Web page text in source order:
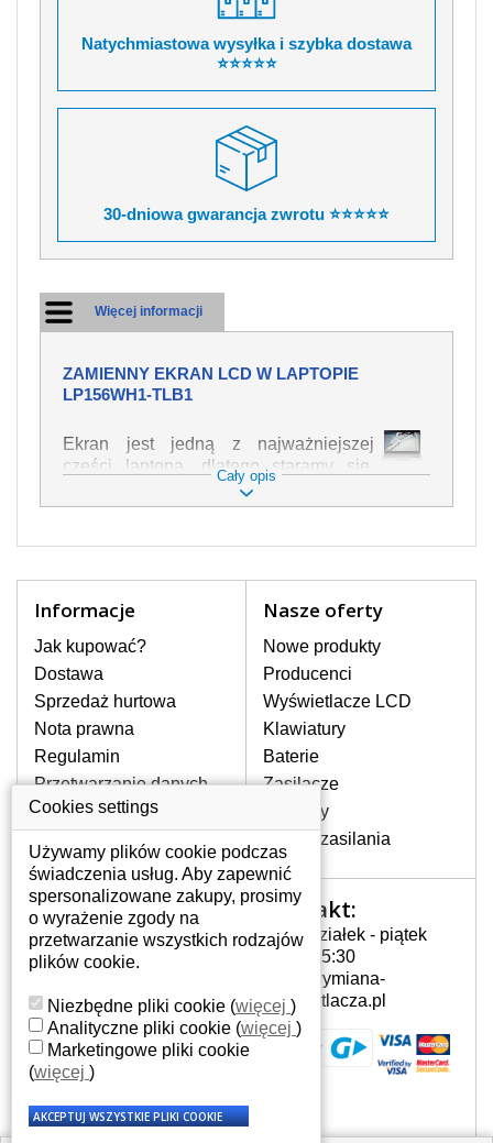
Natychmiastowa wysyłka i szybka dostawa
⭐⭐⭐⭐⭐
30-dniowa gwarancja zwrotu ⭐⭐⭐⭐⭐
Więcej informacji
ZAMIENNY EKRAN LCD W LAPTOPIE
LP156WH1-TLB1
Ekran jest jedną z najważniejszej
części laptopa, dlatego staramy się,
żeby był jak najwyższej jakości. Służy
on do wyświetlania tekstu lub obrazu w
z nim z jak największą ostrożnością. Do
zaliczyć uszkodzenia mechaniczne np.
rozbity lub pęknięty ekran, następnie
pojawiające się pionowe pasy, ciemny
ekran, migotanie lub nierównomierną
jasność ekranu.
NAJWYZSZEJ JAKOŚCI!
W naszym magazynie przez
cały okres gwarancji posiadamy
wyłącznie wysokiej jakości
oryginalne matryce klasy A+ bez
wadliwych pikseli.
JAK WYBRAĆ ODPOWIEDNI EKRAN
DO LAPTOPA LP156WH1-TLB1?
Odpowiedni ekran można dobrać do
konkretnego modelu laptopa, którego
oznaczenie można znaleźć na naklejce
na spodzie laptopa lub pod baterią, bywa
również umieszczone na ramkach lub
pęknięty ekran został zdemontowany, w
Cały opis
Informacje
Jak kupować?
Dostawa
Sprzedaż hurtowa
Nota prawna
Regulamin
Przetwarzanie danych
osobowych
Gdzie nas znajdziesz
Nasze oferty
Nowe produkty
Producenci
Wyświetlacze LCD
Klawiatury
Baterie
Zasilacze
Zawiasy
Złącza zasilania
Twoje konto
Twoje konto
Dane osobowe
Adresy
Historia zamówień
Kontakt:
Poniedziałek - piątek
7:00 - 15:30
info@wymiana-
wyswietlacza.pl
Cookies settings
Używamy plików cookie podczas
świadczenia usług. Aby zapewnić
spersonalizowane zakupy, prosimy
o wyrażenie zgody na
przetwarzanie wszystkich rodzajów
plików cookie.
Niezbędne pliki cookie (więcej )
Analityczne pliki cookie (więcej )
Marketingowe pliki cookie
(więcej )